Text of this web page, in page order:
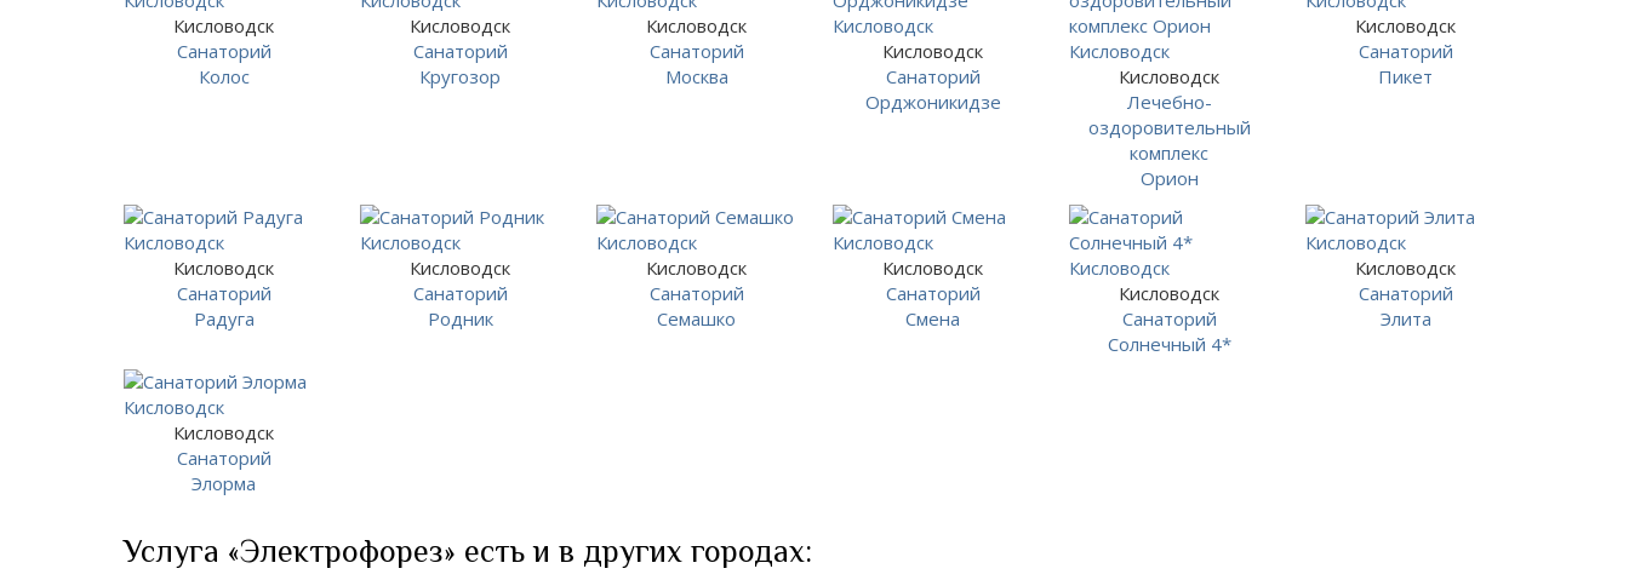
Кисловодск
Санаторий
Колос
Кисловодск
Санаторий
Кругозор
Кисловодск
Санаторий
Москва
Кисловодск
Санаторий
Орджоникидзе
Кисловодск
Лечебно-
оздоровительный
комплекс
Орион
Кисловодск
Санаторий
Пикет
Кисловодск
Санаторий
Радуга
Кисловодск
Санаторий
Родник
Кисловодск
Санаторий
Семашко
Кисловодск
Санаторий
Смена
Кисловодск
Санаторий
Солнечный 4*
Кисловодск
Санаторий
Элита
Кисловодск
Санаторий
Элорма
Услуга «Электрофорез» есть и в других городах: